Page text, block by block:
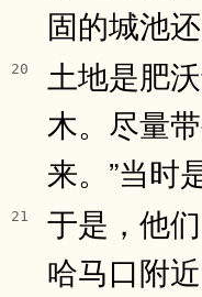
固的城池
20
土地是肥
木。尽量
来。”当时
21
于是，他
哈马口附近